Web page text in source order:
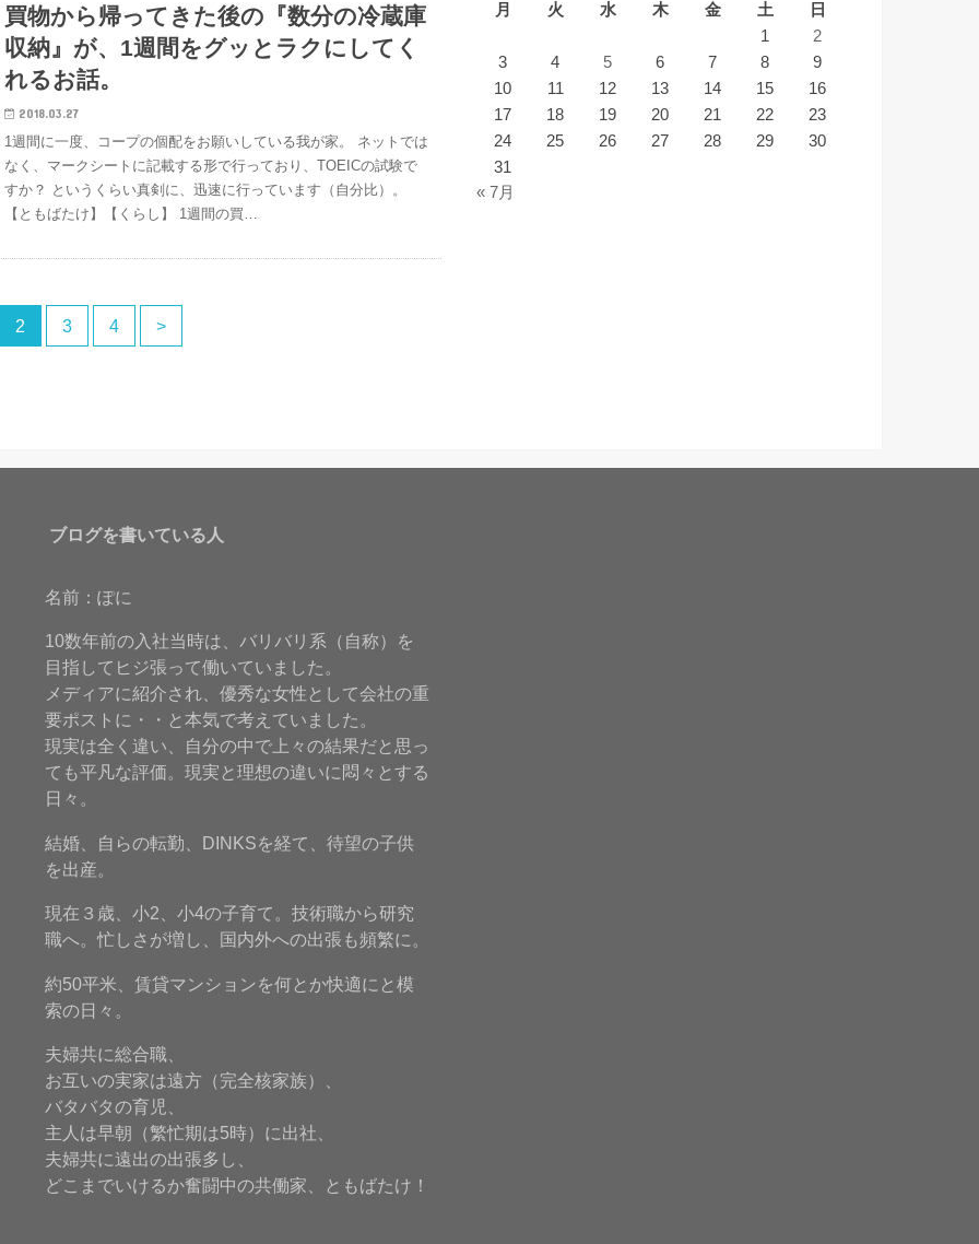
買物から帰ってきた後の『数分の冷蔵庫
収納』が、1週間をグッとラクにしてく
れるお話。
2018.03.27
1週間に一度、コープの個配をお願いしている我が家。 ネットでは
なく、マークシートに記載する形で行っており、TOEICの試験で
すか？ というくらい真剣に、迅速に行っています（自分比）。
【ともばたけ】【くらし】 1週間の買…
2 3 4 >
月
火 水 木 金 土
日
1
2
3
4 5 6 7 8
9
10
11 12 13 14 15
16
17
18 19 20 21 22
23
24
25 26 27 28 29
30
31
« 7月
ブログを書いている人
名前：ぽに
10数年前の入社当時は、バリバリ系（自称）を
目指してヒジ張って働いていました。
メディアに紹介され、優秀な女性として会社の重
要ポストに・・と本気で考えていました。
現実は全く違い、自分の中で上々の結果だと思っ
ても平凡な評価。現実と理想の違いに悶々とする
日々。
結婚、自らの転勤、DINKSを経て、待望の子供
を出産。
現在３歳、小2、小4の子育て。技術職から研究
職へ。忙しさが増し、国内外への出張も頻繁に。
約50平米、賃貸マンションを何とか快適にと模
索の日々。
夫婦共に総合職、
お互いの実家は遠方（完全核家族）、
バタバタの育児、
主人は早朝（繁忙期は5時）に出社、
夫婦共に遠出の出張多し、
どこまでいけるか奮闘中の共働家、ともばたけ！